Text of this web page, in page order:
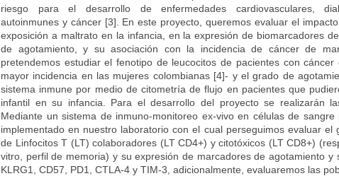
riesgo para el desarrollo de enfermedades cardiovasculares,
autoinmunes y cáncer [3]. En este proyecto, queremos evaluar el
exposición a maltrato en la infancia, en la expresión de biomarcadores
de agotamiento, y su asociación con la incidencia de cáncer de
pretendemos estudiar el fenotipo de leucocitos de pacientes con
mayor incidencia en las mujeres colombianas [4]- y el grado de
sistema inmune por medio de citometría de flujo en pacientes que
infantil en su infancia. Para el desarrollo del proyecto se realizarán
Mediante un sistema de inmuno-monitoreo ex-vivo en células de sangre
implementado en nuestro laboratorio con el cual perseguimos evaluar el
de Linfocitos T (LT) colaboradores (LT CD4+) y citotóxicos (LT CD8+)
vitro, perfil de memoria) y su expresión de marcadores de agotamiento y
KLRG1, CD57, PD1, CTLA-4 y TIM-3, adicionalmente, evaluaremos las